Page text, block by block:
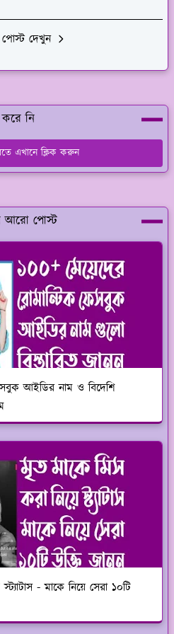
পোস্ট দেখুন
নি
এখানে ক্লিক করুন
আরো পোস্ট
আইডির নাম ও বিদেশি
- মাকে নিয়ে সেরা ১০টি